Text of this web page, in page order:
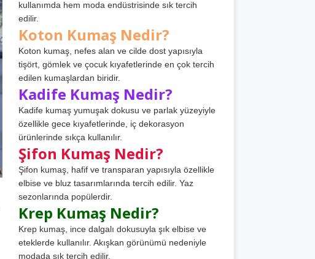
kullanımda hem moda endüstrisinde sık tercih
edilir.
Koton Kumaş Nedir?
Koton kumaş, nefes alan ve cilde dost yapısıyla
tişört, gömlek ve çocuk kıyafetlerinde en çok tercih
edilen kumaşlardan biridir.
Kadife Kumaş Nedir?
Kadife kumaş yumuşak dokusu ve parlak yüzeyiyle
özellikle gece kıyafetlerinde, iç dekorasyon
ürünlerinde sıkça kullanılır.
Şifon Kumaş Nedir?
Şifon kumaş, hafif ve transparan yapısıyla özellikle
elbise ve bluz tasarımlarında tercih edilir. Yaz
sezonlarında popülerdir.
Krep Kumaş Nedir?
Krep kumaş, ince dalgalı dokusuyla şık elbise ve
eteklerde kullanılır. Akışkan görünümü nedeniyle
modada sık tercih edilir.